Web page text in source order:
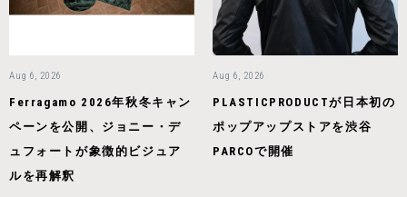
Aug 6, 2026
Ferragamo 2026年秋冬キャン
ペーンを公開、ジョニー・デ
ュフォートが象徴的ビジュア
ルを再解釈
Aug 6, 2026
PLASTICPRODUCTが日本初の
ポップアップストアを渋谷
PARCOで開催